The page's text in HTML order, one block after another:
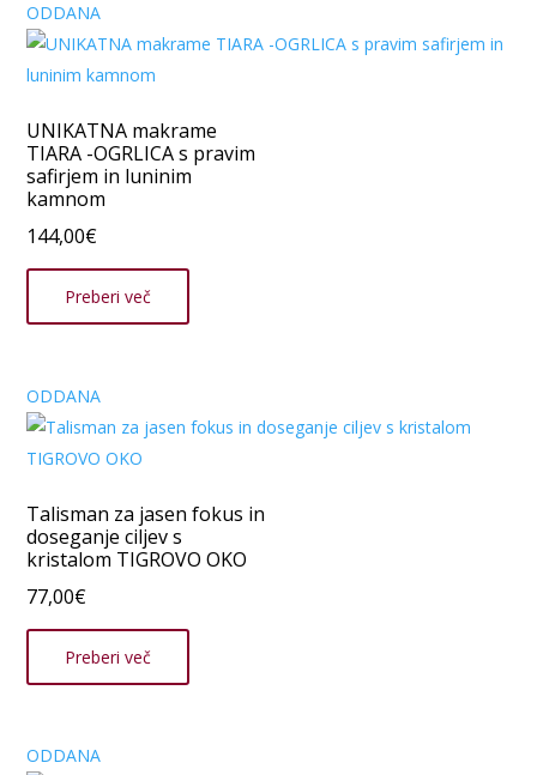
ODDANA
UNIKATNA makrame
TIARA -OGRLICA s pravim
safirjem in luninim
kamnom
144,00€
Preberi več
ODDANA
Talisman za jasen fokus in
doseganje ciljev s
kristalom TIGROVO OKO
77,00€
Preberi več
ODDANA